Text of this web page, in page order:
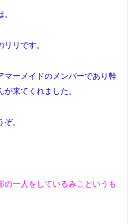
リです。
ーメイドのメンバーであり幹
来てくれました。
。
一人をしているみこというも